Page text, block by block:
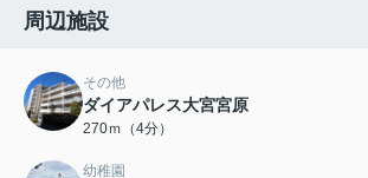
周辺施設
その他
ダイアパレス大宮宮原
270ｍ（4分）
幼稚園